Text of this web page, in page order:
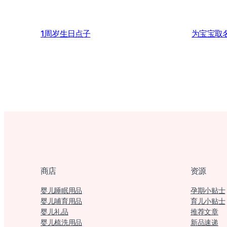
1周岁生日点子 为宝宝取
商店
婴儿睡眠用品
婴儿哺育用品
婴儿礼品
婴儿梳洗用品
资源
孕期小贴士
育儿小贴士
推荐文章
新品速递